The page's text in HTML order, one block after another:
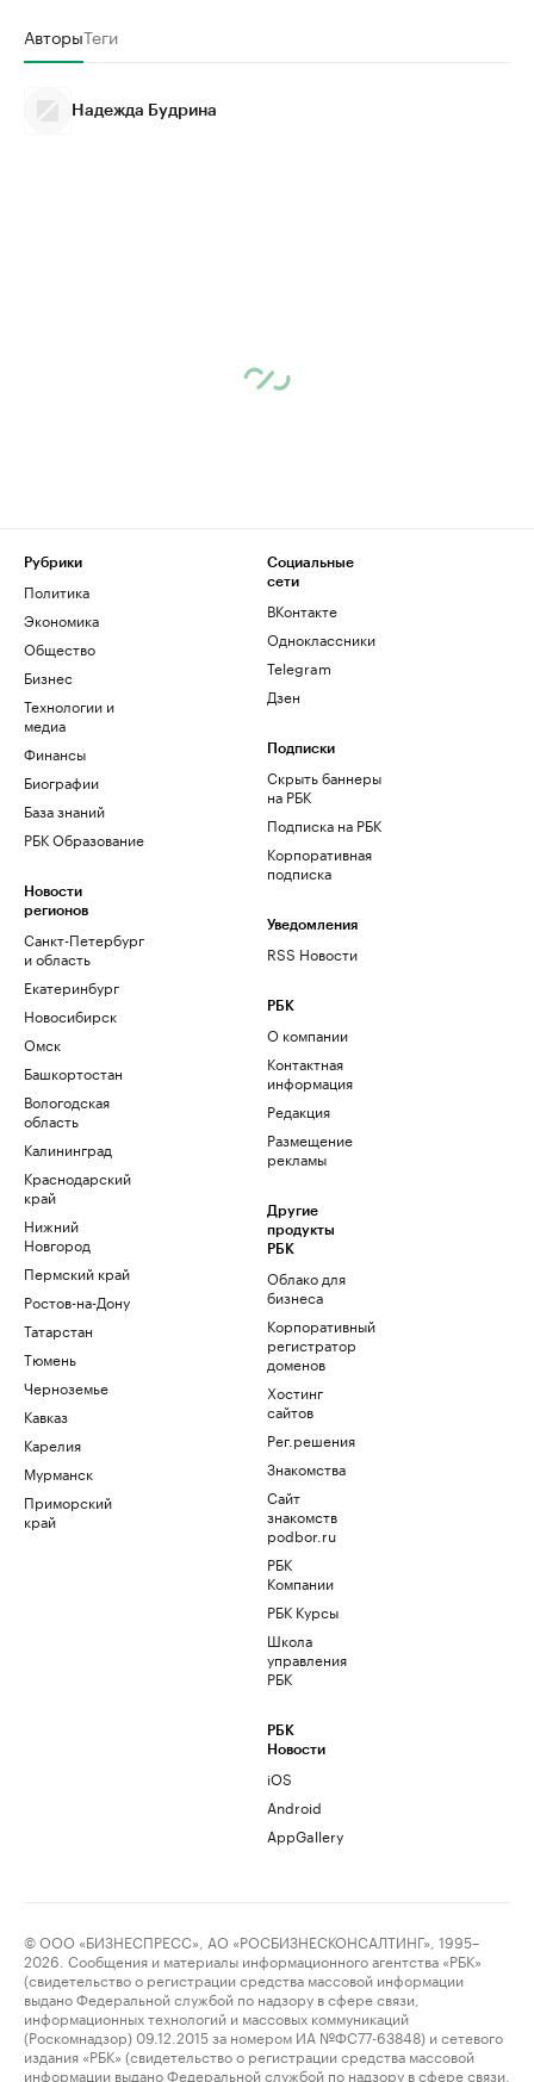
АвторыТеги
Надежда Будрина
Рубрики
Политика
Экономика
Общество
Бизнес
Технологии и
медиа
Финансы
Биографии
База знаний
РБК Образование
Новости
регионов
Санкт-Петербург
и область
Екатеринбург
Новосибирск
Омск
Башкортостан
Вологодская
область
Калининград
Краснодарский
край
Нижний
Новгород
Пермский край
Ростов-на-Дону
Татарстан
Тюмень
Черноземье
Кавказ
Карелия
Мурманск
Приморский
край
Социальные
сети
ВКонтакте
Одноклассники
Telegram
Дзен
Подписки
Скрыть баннеры
на РБК
Подписка на РБК
Корпоративная
подписка
Уведомления
RSS Новости
РБК
О компании
Контактная
информация
Редакция
Размещение
рекламы
Другие
продукты
РБК
Облако для
бизнеса
Корпоративный
регистратор
доменов
Хостинг
сайтов
Рег.решения
Знакомства
Сайт
знакомств
podbor.ru
РБК
Компании
РБК Курсы
Школа
управления
РБК
РБК
Новости
iOS
Android
AppGallery
© ООО «БИЗНЕСПРЕСС», АО «РОСБИЗНЕСКОНСАЛТИНГ», 1995–
2026. Сообщения и материалы информационного агентства «РБК»
(свидетельство о регистрации средства массовой информации
выдано Федеральной службой по надзору в сфере связи,
информационных технологий и массовых коммуникаций
(Роскомнадзор) 09.12.2015 за номером ИА №ФС77-63848) и сетевого
издания «РБК» (свидетельство о регистрации средства массовой
информации выдано Федеральной службой по надзору в сфере связи,